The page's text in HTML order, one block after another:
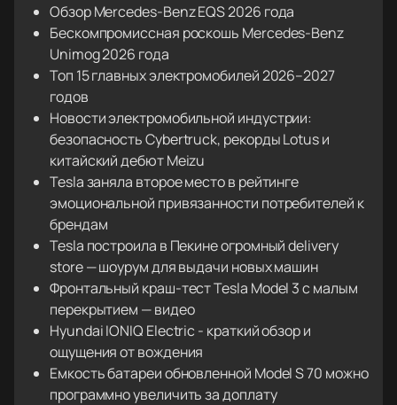
Обзор Mercedes-Benz EQS 2026 года
Бескомпромиссная роскошь Mercedes-Benz
Unimog 2026 года
Топ 15 главных электромобилей 2026–2027
годов
Новости электромобильной индустрии:
безопасность Cybertruck, рекорды Lotus и
китайский дебют Meizu
Tesla заняла второе место в рейтинге
эмоциональной привязанности потребителей к
брендам
Tesla построила в Пекине огромный delivery
store — шоурум для выдачи новых машин
Фронтальный краш-тест Tesla Model 3 с малым
перекрытием — видео
Hyundai IONIQ Electric - краткий обзор и
ощущения от вождения
Емкость батареи обновленной Model S 70 можно
программно увеличить за доплату